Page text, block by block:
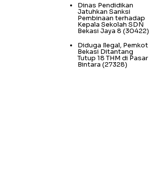
Dinas Pendidikan
Jatuhkan Sanksi
Pembinaan terhadap
Kepala Sekolah SDN
Bekasi Jaya 8 (30422)
Diduga Ilegal, Pemkot
Bekasi Ditantang
Tutup 18 THM di Pasar
Bintara (27328)